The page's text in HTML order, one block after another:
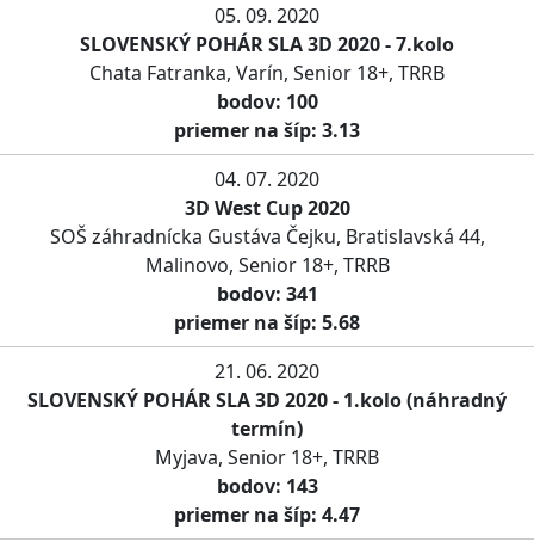
05. 09. 2020
SLOVENSKÝ POHÁR SLA 3D 2020 - 7.kolo
Chata Fatranka, Varín, Senior 18+, TRRB
bodov: 100
priemer na šíp: 3.13
04. 07. 2020
3D West Cup 2020
SOŠ záhradnícka Gustáva Čejku, Bratislavská 44,
Malinovo, Senior 18+, TRRB
bodov: 341
priemer na šíp: 5.68
21. 06. 2020
SLOVENSKÝ POHÁR SLA 3D 2020 - 1.kolo (náhradný
termín)
Myjava, Senior 18+, TRRB
bodov: 143
priemer na šíp: 4.47